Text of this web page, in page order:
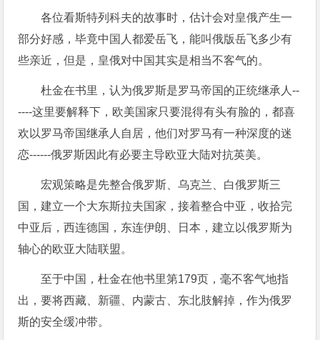
各位看斯特列科夫的故事时，估计会对皇俄产生一
部分好感，毕竟中国人都爱岳飞，能叫俄版岳飞多少有
些亲近，但是，皇俄对中国其实是相当不客气的。
杜金在书里，认为俄罗斯是罗马帝国的正统继承人--
----这里要解释下，欧美国家只要混得有头有脸的，都喜
欢以罗马帝国继承人自居，他们对罗马有一种深度的迷
恋------俄罗斯因此有必要主导欧亚大陆对抗英美。
宏观策略是先整合俄罗斯、乌克兰、白俄罗斯三
国，建立一个大东斯拉夫国家，接着整合中亚，收拾完
中亚后，西连德国，东连伊朗、日本，建立以俄罗斯为
轴心的欧亚大陆联盟。
至于中国，杜金在他书里第179页，毫不客气地指
出，要将西藏、新疆、内蒙古、东北肢解掉，作为俄罗
斯的安全缓冲带。